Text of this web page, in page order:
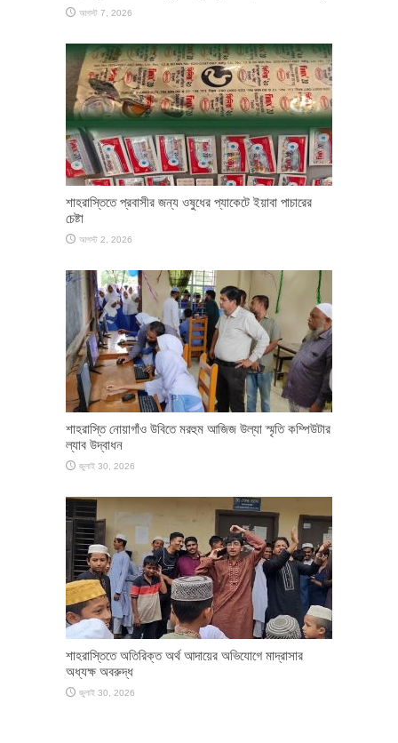
আগস্ট 7, 2026
শাহরাস্তিতে প্রবাসীর জন্য ওষুধের প্যাকেটে ইয়াবা পাচারের
চেষ্টা
আগস্ট 2, 2026
শাহরাস্তি নোয়াগাঁও উবিতে মরহুম আজিজ উল্যা স্মৃতি কম্পিউটার
ল্যাব উদ্বাধন
জুলাই 30, 2026
শাহরাস্তিতে অতিরিক্ত অর্থ আদায়ের অভিযোগে মাদ্রাসার
অধ্যক্ষ অবরুদ্ধ
জুলাই 30, 2026